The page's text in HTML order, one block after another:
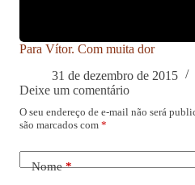
Para Vítor. Com muita dor
31 de dezembro de 2015
Deixe um comentário
O seu endereço de e-mail não será
são marcados com *
Nome*